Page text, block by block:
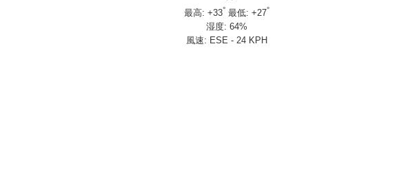
グ設定と仕様を一部変更し発売
様を一部変更し発売
リエーションを変更し発売
・・Honda Dreamさんの人気を探ってきましたスペシャル！！メチャクチャ楽しかったです❤
た
交換することに！？
来店ありがとうございました！
ュー｜Honda X-ADV
最高: +33° 最低: +27°
湿度: 64%
風速: ESE - 24 KPH